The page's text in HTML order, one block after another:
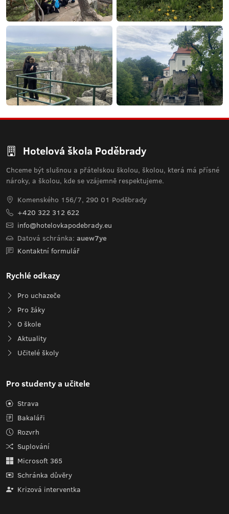
Hotelová škola Poděbrady
Chceme být slušnou a přátelskou školou, školou, která má přísné
nároky, a školou, kde se vzájemně respektujeme.
Komenského 156/7, 290 01 Poděbrady
+420 322 312 622
info@hotelovkapodebrady.eu
Datová schránka: auew7ye
Kontaktní formulář
Rychlé odkazy
Pro uchazeče
Pro žáky
O škole
Aktuality
Učitelé školy
Pro studenty a učitele
Strava
Bakaláři
Rozvrh
Suplování
Microsoft 365
Schránka důvěry
Krizová interventka